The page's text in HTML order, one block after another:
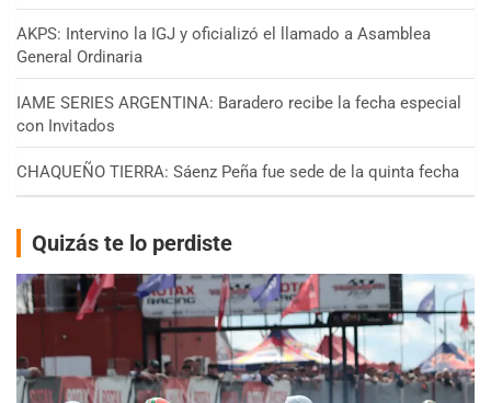
AKPS: Intervino la IGJ y oficializó el llamado a Asamblea
General Ordinaria
IAME SERIES ARGENTINA: Baradero recibe la fecha especial
con Invitados
CHAQUEÑO TIERRA: Sáenz Peña fue sede de la quinta fecha
Quizás te lo perdiste